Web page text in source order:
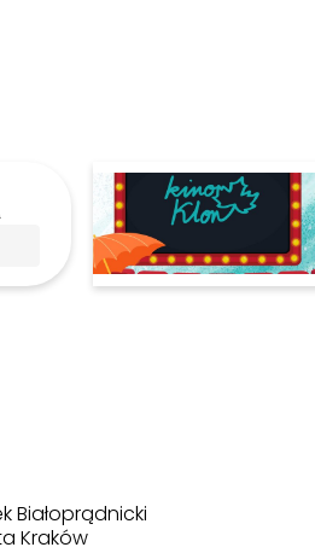
Białoprądnicki
Kraków